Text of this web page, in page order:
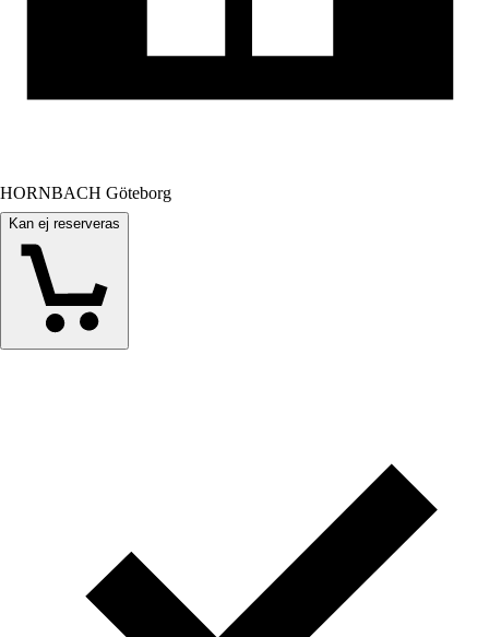
HORNBACH Göteborg
Kan ej reserveras